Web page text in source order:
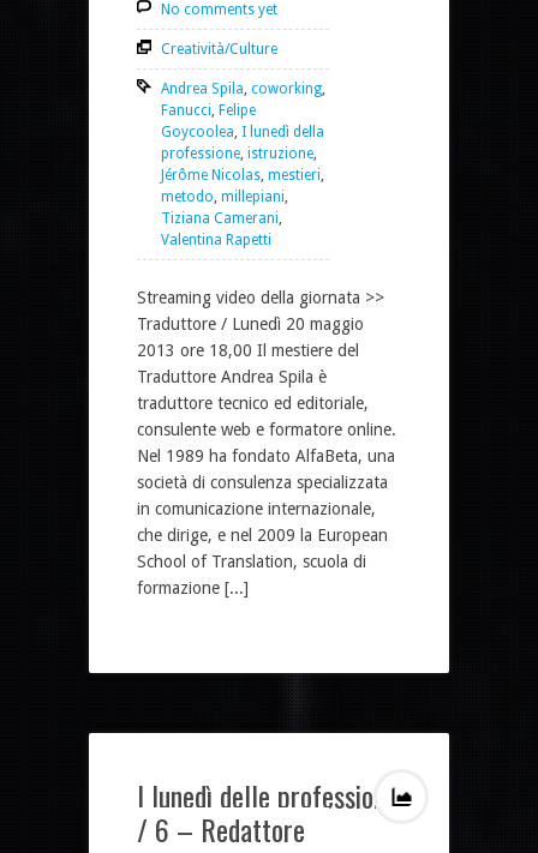
No comments yet
Creatività/Culture
Andrea Spila, coworking,
Fanucci, Felipe
Goycoolea, I lunedì della
professione, istruzione,
Jérôme Nicolas, mestieri,
metodo, millepiani,
Tiziana Camerani,
Valentina Rapetti
Streaming video della giornata >>
Traduttore / Lunedì 20 maggio
2013 ore 18,00 Il mestiere del
Traduttore Andrea Spila è
traduttore tecnico ed editoriale,
consulente web e formatore online.
Nel 1989 ha fondato AlfaBeta, una
società di consulenza specializzata
in comunicazione internazionale,
che dirige, e nel 2009 la European
School of Translation, scuola di
formazione [...]
I lunedì delle professioni
/ 6 – Redattore